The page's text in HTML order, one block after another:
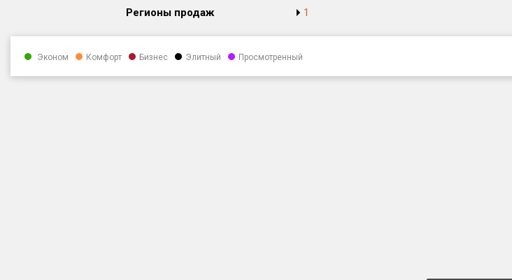
Регионы продаж
1
Эконом Комфорт Бизнес Элитный Просмотренный